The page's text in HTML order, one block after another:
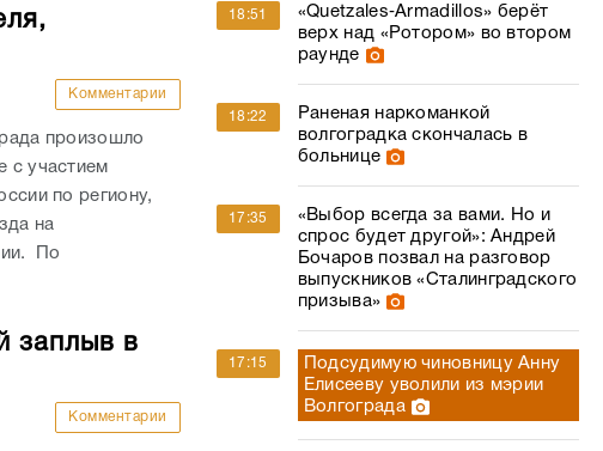
Комментарии
произошло
с участием
по региону,
на
По
заплыв в
Комментарии
18:51
«Quetzales‑Armadillos» берёт
верх над «Ротором» во втором
раунде
18:22
Раненая наркоманкой
волгоградка скончалась в
больнице
17:35
«Выбор всегда за вами. Но и
спрос будет другой»: Андрей
Бочаров позвал на разговор
выпускников «Сталинградского
призыва»
17:15
Подсудимую чиновницу Анну
Елисееву уволили из мэрии
Волгограда